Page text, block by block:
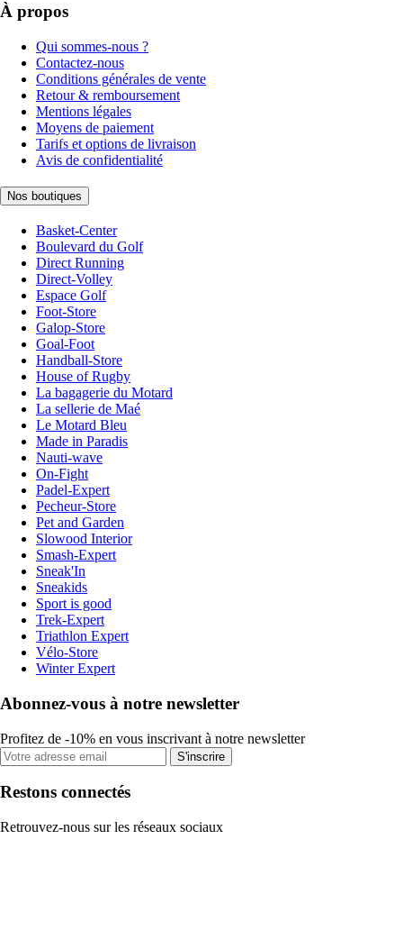
À propos
Qui sommes-nous ?
Contactez-nous
Conditions générales de vente
Retour & remboursement
Mentions légales
Moyens de paiement
Tarifs et options de livraison
Avis de confidentialité
Nos boutiques
Basket-Center
Boulevard du Golf
Direct Running
Direct-Volley
Espace Golf
Foot-Store
Galop-Store
Goal-Foot
Handball-Store
House of Rugby
La bagagerie du Motard
La sellerie de Maé
Le Motard Bleu
Made in Paradis
Nauti-wave
On-Fight
Padel-Expert
Pecheur-Store
Pet and Garden
Slowood Interior
Smash-Expert
Sneak'In
Sneakids
Sport is good
Trek-Expert
Triathlon Expert
Vélo-Store
Winter Expert
Abonnez-vous à notre newsletter
Profitez de -10% en vous inscrivant à notre newsletter
S'inscrire
Restons connectés
Retrouvez-nous sur les réseaux sociaux